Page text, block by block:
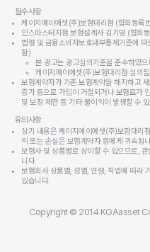
필수사항
케이지에이에셋(주)보험대리점 (협회등
인스마스터지점 보험설계사 김기영 (협
법령 및 금융소비자보호내부통제기준에
함)
본 광고는 광고심의기준을 준수하였
케이지에이에셋(주)보험대리점
보험계약자가 기존 보험계약을 해지하고
증가 등으로 가입이 거절되거나 보험료가
및 보장 제한 등 기타 불이익이 발생할 수
유의사항
상기 내용은 케이지에이에셋(주)보험대리
익 또는 손실은 보험계약자 등에게 귀속됩
보험사 및 상품별로 상이할 수 있으므로,
니다.
보험회사 상품별, 성별, 연령, 직업에 따라
있습니다.
Copyright © 2014 KGAasset